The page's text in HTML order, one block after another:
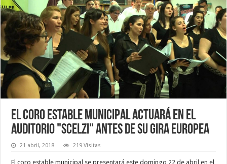
El coro estable municipal actuará en el
auditorio "Scelzi" antes de su gira europea
21 abril, 2018 219 Visitas
El coro estable municipal se presentará este domingo 22 de abril en el